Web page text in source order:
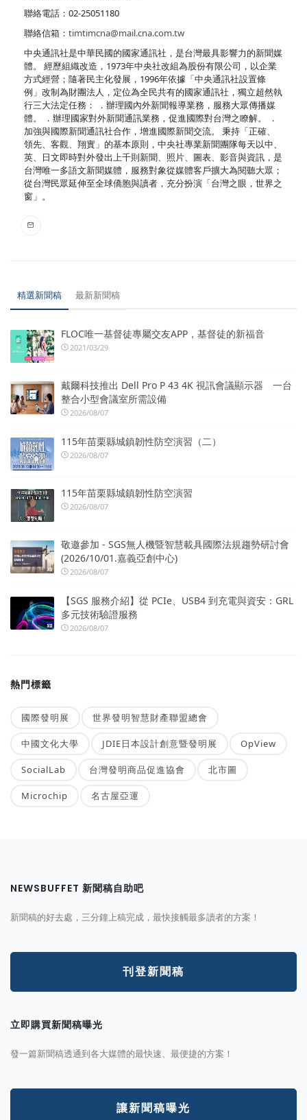
聯絡電話：02-25051180
聯絡信箱： timtimcna@mail.cna.com.tw
中央通訊社是中華民國的國家通訊社，是台灣最具影響力的新聞媒
體。 經歷組織改造，1973年中央社改組為股份有限公司，以企業
方式經營；隨著民主化發展，1996年依據「中央通訊社設置條
例」改制為財團法人，定位為全民共有的國家通訊社，獨立超然執
行三大法定任務： ．辦理國內外新聞報導業務，服務大眾傳播媒
體。 ．辦理國家對外新聞通訊業務，促進國際對台灣之瞭解。 ．
加強與國際新聞通訊社合作，增進國際新聞交流。 秉持「正確、
領先、客觀、翔實」的基本原則，中央社專業新聞團隊每天以中、
英、日文即時對外發出上千則新聞、照片、圖表、影音與資訊，是
台灣唯一多語文新聞媒體，服務對象從媒體客戶擴大為閱聽大眾；
從台灣民眾延伸至全球僑胞與讀者，充分扮演「台灣之眼，世界之
窗」。
精選新聞稿 最新新聞稿
FLOC唯一基督徒專屬交友APP，基督徒的新福音
2021/03/29
戴爾科技推出 Dell Pro P 43 4K 視訊會議顯示器 一台
整合小型會議室所需設備
2026/08/07
115年苗栗縣城鎮韌性防空演習（二）
2026/08/07
115年苗栗縣城鎮韌性防空演習
2026/08/07
敬邀參加 - SGS無人機暨智慧載具國際法規趨勢研討會
(2026/10/01.嘉義亞創中心)
2026/08/07
【SGS 服務介紹】從 PCIe、USB4 到充電與資安：GRL
多元技術驗證服務
2026/08/07
熱門標籤
國際發明展 世界發明智慧財產聯盟總會
中國文化大學 JDIE日本設計創意暨發明展 OpView
SocialLab 台灣發明商品促進協會 北市圖
Microchip 名古屋亞運
NEWSBUFFET 新聞稿自助吧
新聞稿的好去處，三分鐘上稿完成，最快接觸最多讀者的方案！
刊登新聞稿
立即購買新聞稿曝光
發一篇新聞稿透通到各大媒體的最快速、最便捷的方案！
讓新聞稿曝光